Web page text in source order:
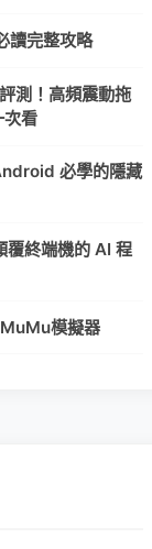
讀完整攻略
測！高頻震動拖
看
必學的隱藏
終端機的 AI 程
模擬器